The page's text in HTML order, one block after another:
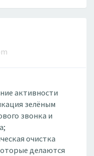
активности
зелёным
звонка и
очистка
делаются